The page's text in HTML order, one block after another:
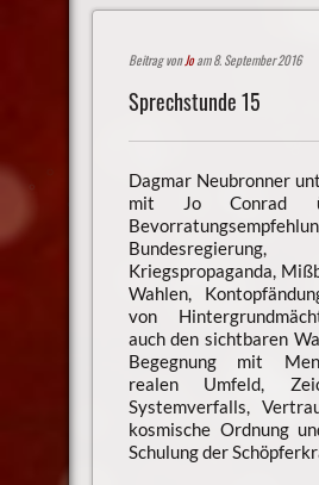
Beitrag vonJoam 8. September 2016
Sprechstunde 15
Dagmar Neubronner
mit Jo Conrad
Bundesregierung,
Kriegspropaganda,
Wahlen,
von
auch den sichtbaren
Begegnung mit
realen Umfeld,
Systemverfalls,
kosmische Ordnung
Schulung der